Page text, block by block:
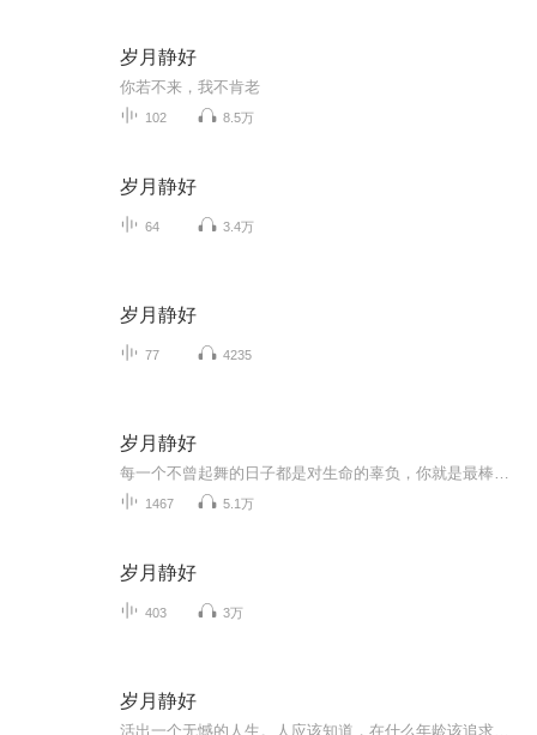
岁月静好
你若不来，我不肯老
102 8.5万
岁月静好
64 3.4万
岁月静好
77 4235
岁月静好
1467 5.1万
岁月静好
403 3万
岁月静好